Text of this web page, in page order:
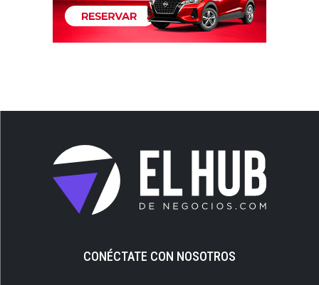
CONÉCTATE CON NOSOTROS